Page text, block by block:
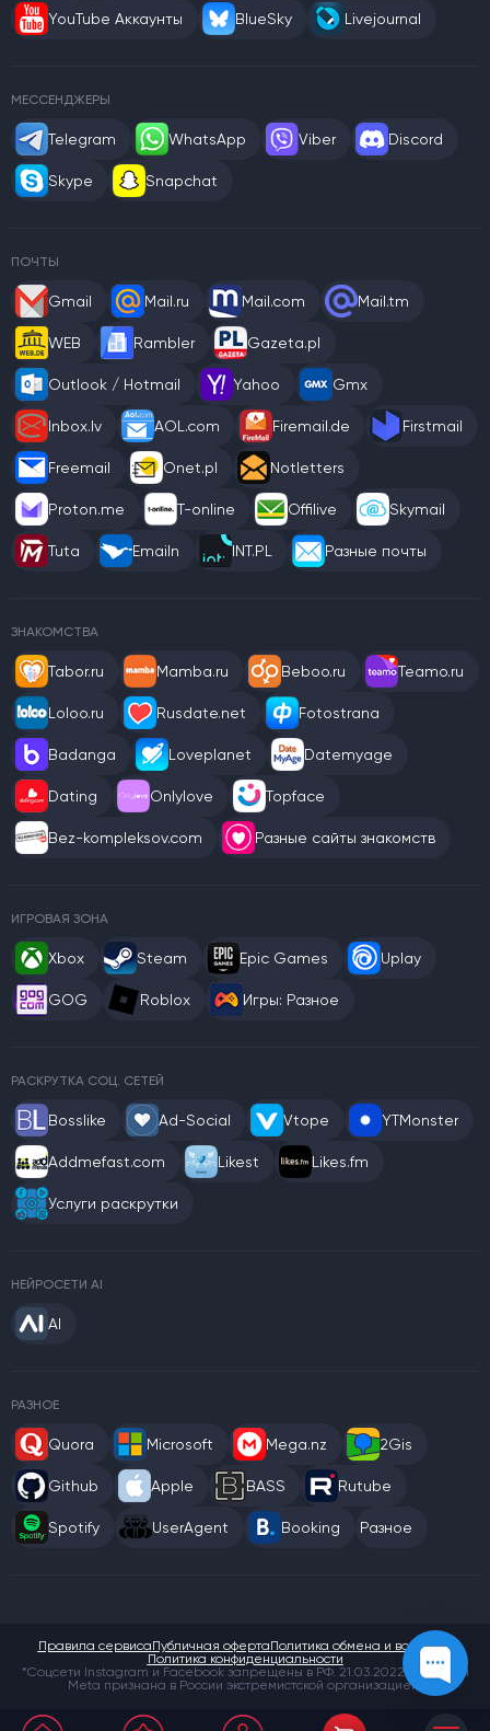
YouTube Аккаунты BlueSky Livejournal
МЕССЕНДЖЕРЫ
Telegram WhatsApp Viber Discord
Skype Snapchat
ПОЧТЫ
Gmail Mail.ru Mail.com Mail.tm
WEB Rambler Gazeta.pl
Outlook / Hotmail Yahoo Gmx
Inbox.lv AOL.com Firemail.de Firstmail
Freemail Onet.pl Notletters
Proton.me T-online Offilive Skymail
Tuta Emailn INT.PL Разные почты
ЗНАКОМСТВА
Tabor.ru Mamba.ru Beboo.ru Teamo.ru
Loloo.ru Rusdate.net Fotostrana
Badanga Loveplanet Datemyage
Dating Onlylove Topface
Bez-kompleksov.com Разные сайты знакомств
ИГРОВАЯ ЗОНА
Xbox Steam Epic Games Uplay
GOG Roblox Игры: Разное
РАСКРУТКА СОЦ. СЕТЕЙ
Bosslike Ad-Social Vtope YTMonster
Addmefast.com Likest Likes.fm
Услуги раскрутки
НЕЙРОСЕТИ AI
AI
РАЗНОЕ
Quora Microsoft Mega.nz 2Gis
Github Apple BASS Rutube
Spotify UserAgent Booking Разное
*Соцсети Instagram и Facebook запрещены в РФ. 21.03.2022 компания
Meta признана в России экстремистской организацией.
Правила сервисаПубличная офертаПолитика обмена и возврата
Политика конфиденциальности